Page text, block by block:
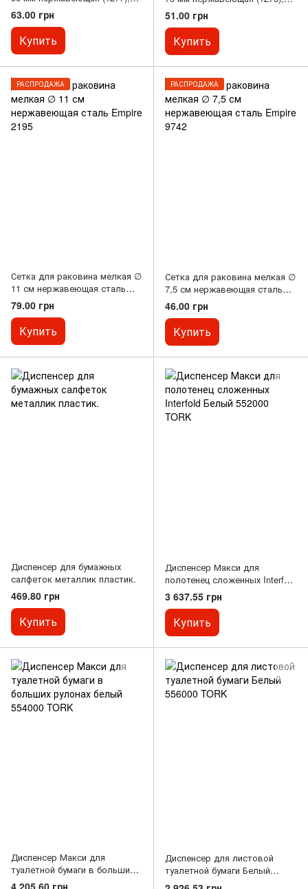
369702
63.00 грн
Купить
369701
51.00 грн
Купить
РАСПРОДАЖА
Сетка для раковина мелкая ∅
11 см нержавеющая сталь
Empire 2195
79.00 грн
Купить
РАСПРОДАЖА
Сетка для раковина мелкая ∅
7,5 см нержавеющая сталь
Empire 9742
46.00 грн
Купить
Диспенсер для бумажных
салфеток металлик пластик.
469.80 грн
Купить
Диспенсер Макси для
полотенец сложенных Interfold
Белый 552000 TORK
3 637.55 грн
Купить
Диспенсер Макси для
туалетной бумаги в больших
рулонах белый 554000 TORK
Диспенсер для листовой
туалетной бумаги Белый
556000 TORK